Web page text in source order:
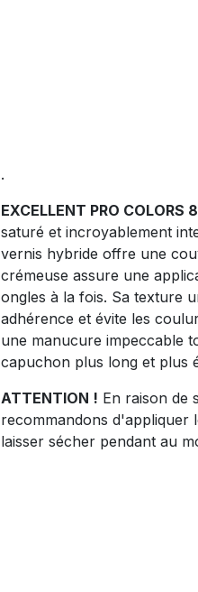
.
EXCELLENT PRO COLORS
saturé et incroyablement
vernis hybride offre une
crémeuse assure une
ongles à la fois. Sa texture
adhérence et évite les
une manucure impeccable
capuchon plus long et plus
ATTENTION ! En raison de
recommandons d'appliquer
laisser sécher pendant au